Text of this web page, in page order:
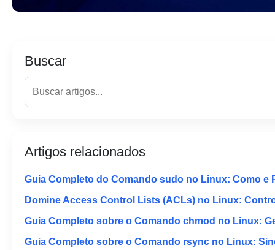
Buscar
Artigos relacionados
Guia Completo do Comando sudo no Linux: Como e
Domine Access Control Lists (ACLs) no Linux:
Guia Completo sobre o Comando chmod no Linux:
Guia Completo sobre o Comando rsync no Linux: